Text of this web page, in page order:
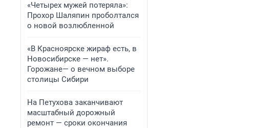
«Четырех мужей потеряла»:
Прохор Шаляпин проболтался
о новой возлюбленной
«В Красноярске жираф есть, в
Новосибирске — нет».
Горожане— о вечном выборе
столицы Сибири
На Петухова заканчивают
масштабный дорожный
ремонт — сроки окончания